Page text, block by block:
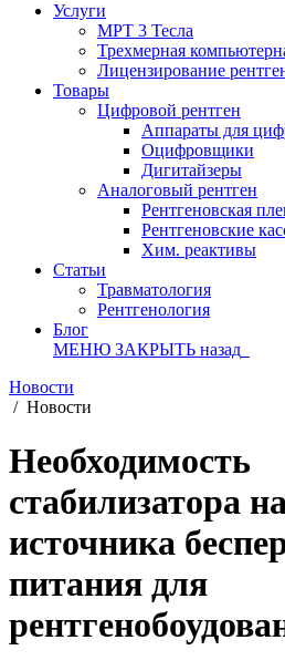
Услуги
МРТ 3 Тесла
Трехмерная
Лицензирование
Товары
Цифровой рентген
Аппараты для
Оцифровщики
Дигитайзеры
Аналоговый рентген
Рентгеновская
Рентгеновские
Хим. реактивы
Статьи
Травматология
Рентгенология
Блог
МЕНЮ ЗАКРЫТЬ назад
Новости
/ Новости
Необходимость
стабилизатора
источника
питания для